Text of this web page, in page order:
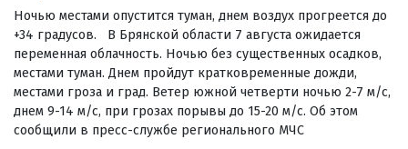
Ночью местами опустится туман, днем воздух прогреется до
+34 градусов. В Брянской области 7 августа ожидается
переменная облачность. Ночью без существенных осадков,
местами туман. Днем пройдут кратковременные дожди,
местами гроза и град. Ветер южной четверти ночью 2-7 м/с,
днем 9-14 м/с, при грозах порывы до 15-20 м/с. Об этом
сообщили в пресс-службе регионального МЧС